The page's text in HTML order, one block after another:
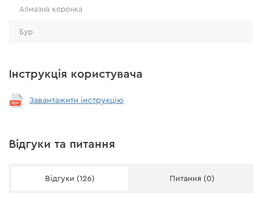
Алмазна коронка
Бур
Інструкція користувача
Завантажити інструкцію
Відгуки та питання
Відгуки (126) Питання (0)